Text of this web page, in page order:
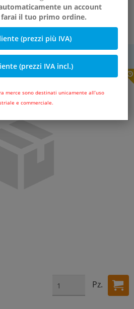
un account
il tuo primo ordine.
(prezzi più IVA)
(prezzi IVA incl.)
merce sono destinati unicamente all’uso
e commerciale.
IVA
Pz.